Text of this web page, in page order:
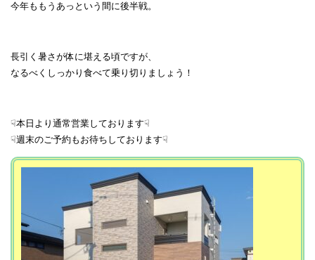
今年ももうあっという間に後半戦。
長引く暑さが体に堪える頃ですが、
なるべくしっかり食べて乗り切りましょう！
☟本日より通常営業しております☟
☟週末のご予約もお待ちしております☟